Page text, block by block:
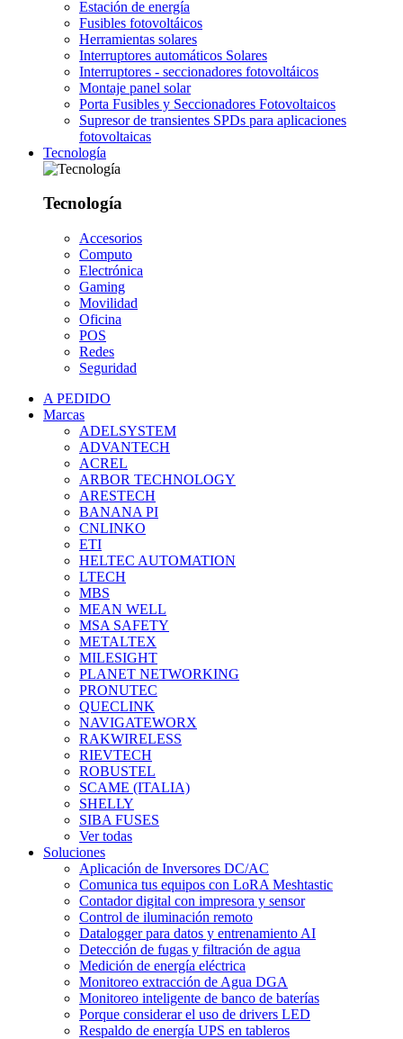
Estación de energía
Fusibles fotovoltáicos
Herramientas solares
Interruptores automáticos Solares
Interruptores - seccionadores fotovoltáicos
Montaje panel solar
Porta Fusibles y Seccionadores Fotovoltaicos
Supresor de transientes SPDs para aplicaciones
fotovoltaicas
Tecnología
Tecnología
Accesorios
Computo
Electrónica
Gaming
Movilidad
Oficina
POS
Redes
Seguridad
A PEDIDO
Marcas
ADELSYSTEM
ADVANTECH
ACREL
ARBOR TECHNOLOGY
ARESTECH
BANANA PI
CNLINKO
ETI
HELTEC AUTOMATION
LTECH
MBS
MEAN WELL
MSA SAFETY
METALTEX
MILESIGHT
PLANET NETWORKING
PRONUTEC
QUECLINK
NAVIGATEWORX
RAKWIRELESS
RIEVTECH
ROBUSTEL
SCAME (ITALIA)
SHELLY
SIBA FUSES
Ver todas
Soluciones
Aplicación de Inversores DC/AC
Comunica tus equipos con LoRA Meshtastic
Contador digital con impresora y sensor
Control de iluminación remoto
Datalogger para datos y entrenamiento AI
Detección de fugas y filtración de agua
Medición de energía eléctrica
Monitoreo extracción de Agua DGA
Monitoreo inteligente de banco de baterías
Porque considerar el uso de drivers LED
Respaldo de energía UPS en tableros